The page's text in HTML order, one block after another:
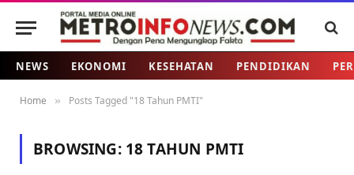
NEWS EKONOMI KESEHATAN PENDIDIKAN
Home » Posts Tagged "18 Tahun PMTI"
BROWSING: 18 TAHUN PMTI